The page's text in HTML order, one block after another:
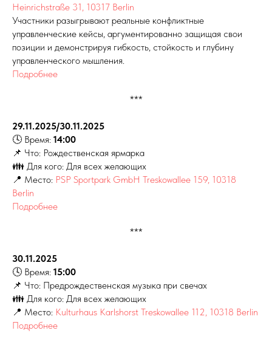
Heinrichstraße 31, 10317 Berlin
Участники разыгрывают реальные конфликтные
управленческие кейсы, аргументированно защищая свои
позиции и демонстрируя гибкость, стойкость и глубину
управленческого мышления.
Подробнее
***
29.11.2025/30.11.2025
🕓 Время: 14:00
📌 Что: Рождественская ярмарка
👪 Для кого: Для всех желающих
📍 Место: PSP Sportpark GmbH Treskowallee 159, 10318
Berlin
Подробнее
***
30.11.2025
🕓 Время: 15:00
📌 Что: Предрождественская музыка при свечах
👪 Для кого: Для всех желающих
📍 Место: Kulturhaus Karlshorst Treskowallee 112, 10318 Berlin
Подробнее